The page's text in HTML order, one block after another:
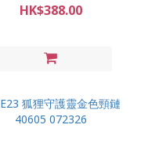
HK$388.00